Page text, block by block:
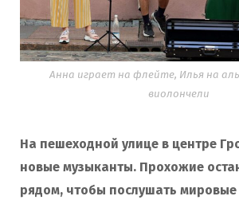
Анна играет на флейте, Илья на
виолончели
На пешеходной улице в центре
новые музыканты. Прохожие
рядом, чтобы послушать мировые